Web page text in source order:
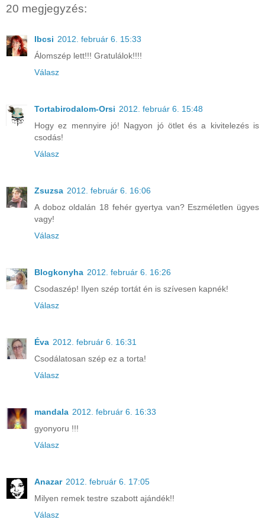
20 megjegyzés:
Ibcsi 2012. február 6. 15:33
Álomszép lett!!! Gratulálok!!!!
Válasz
Tortabirodalom-Orsi 2012. február 6. 15:48
Hogy ez mennyire jó! Nagyon jó ötlet és a kivitelezés is
csodás!
Válasz
Zsuzsa 2012. február 6. 16:06
A doboz oldalán 18 fehér gyertya van? Eszméletlen ügyes
vagy!
Válasz
Blogkonyha 2012. február 6. 16:26
Csodaszép! Ilyen szép tortát én is szívesen kapnék!
Válasz
Éva 2012. február 6. 16:31
Csodálatosan szép ez a torta!
Válasz
mandala 2012. február 6. 16:33
gyonyoru !!!
Válasz
Anazar 2012. február 6. 17:05
Milyen remek testre szabott ajándék!!
Válasz